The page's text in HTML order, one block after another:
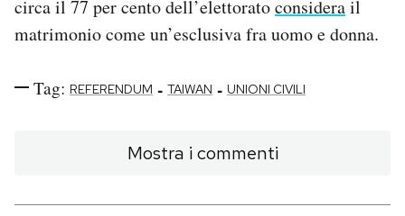
circa il 77 per cento dell’elettoratoconsiderail
matrimonio come un’esclusiva fra uomo e donna.
Tag: REFERENDUM - TAIWAN - UNIONI CIVILI
Mostra i commenti